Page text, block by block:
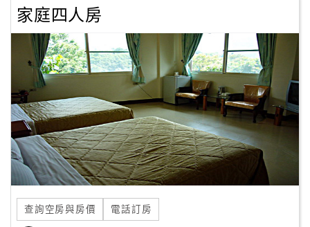
旅
卡
請
款
收
據
合
作
提
家庭四人房
查詢空房與房價 電話訂房